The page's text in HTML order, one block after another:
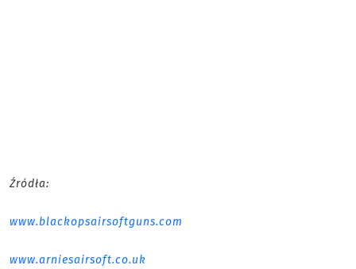
Źródła:
www.blackopsairsoftguns.com
www.arniesairsoft.co.uk